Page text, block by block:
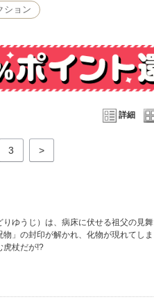
ション
詳細
3 >
ゆうじ）は、病床に伏せる祖父の見舞
」の封印が解かれ、化物が現れてしま
虎杖だが!?